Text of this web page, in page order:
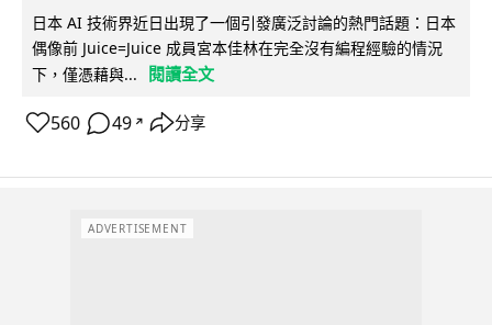
日本 AI 技術界近日出現了一個引發廣泛討論的熱門話題：日本
偶像前 Juice=Juice 成員宮本佳林在完全沒有編程經驗的情況
下，僅憑藉與...
閱讀全文
560 49 ↗ 分享
ADVERTISEMENT